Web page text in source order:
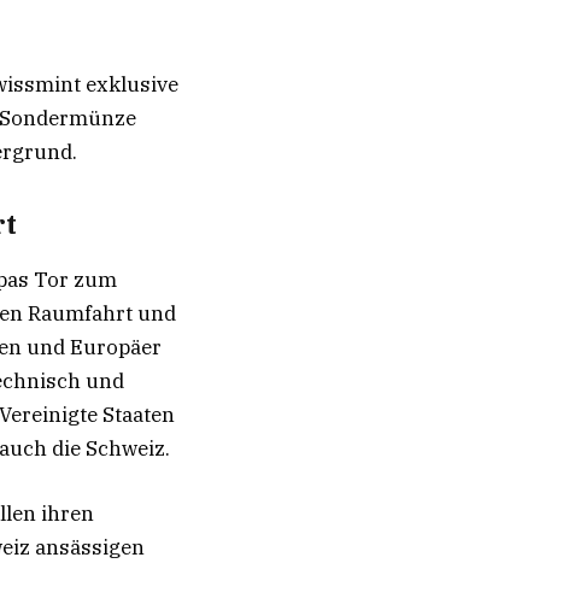
exklusive
Tor zum
Raumfahrt und
und Europäer
und
Staaten
die Schweiz.
ihren
ansässigen